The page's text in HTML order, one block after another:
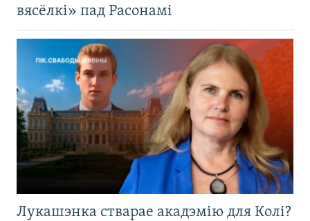
вясёлкі» пад Расонамі
Лукашэнка стварае акадэмію для Колі?